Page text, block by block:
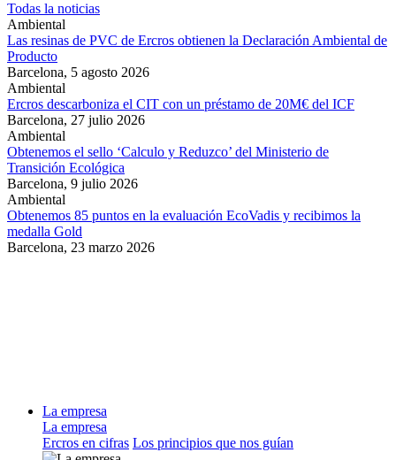
Todas la noticias
Ambiental
Las resinas de PVC de Ercros obtienen la Declaración Ambiental de
Producto
Barcelona, 5 agosto 2026
Ambiental
Ercros descarboniza el CIT con un préstamo de 20M€ del ICF
Barcelona, 27 julio 2026
Ambiental
Obtenemos el sello ‘Calculo y Reduzco’ del Ministerio de
Transición Ecológica
Barcelona, 9 julio 2026
Ambiental
Obtenemos 85 puntos en la evaluación EcoVadis y recibimos la
medalla Gold
Barcelona, 23 marzo 2026
La empresa
La empresa
Ercros en cifras Los principios que nos guían